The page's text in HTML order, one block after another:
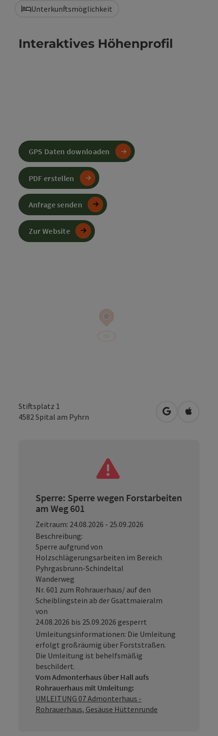
Unterkunftsmöglichkeit
Stiftsplatz 1
4582 Spital am Pyhrn in Google
in
Sperre: Sperre wegen Forstarbeiten
am Weg 601
Zeitraum: 24.08.2026 - 25.09.2026
Beschreibung:
Sperre aufgrund von
Holzschlägerungsarbeiten im Bereich
Pyhrgasbrunn-Schindeltal
Wanderweg
Nr. 601 zum Rohrauerhaus/ auf den
Scheiblingstein ab der Gsattmaieralm
von
24.08.2026 bis 25.09.2026 gesperrt
Umleitungsinformationen: Die Umleitung
erfolgt großräumig über Forststraßen.
Die Umleitung ist behelfsmäßig
beschildert.
Vom Admonterhaus über Hall aufs
Rohrauerhaus mit Umleitung:
UMLEITUNG 07 Admonterhaus -
Rohrauerhaus, Gesäuse Hüttenrunde
Interaktives Höhenprofil
GPS Daten downloaden
PDF erstellen
Anfrage senden
Zur Website